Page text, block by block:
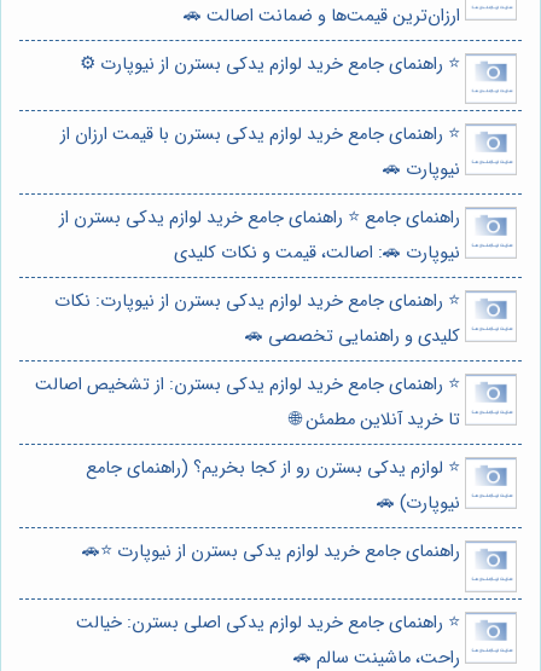
ارزان‌ترین قیمت‌ها و ضمانت اصالت 🚗
⭐️ راهنمای جامع خرید لوازم یدکی بسترن از نیوپارت ⚙️
⭐️ راهنمای جامع خرید لوازم یدکی بسترن با قیمت ارزان از
نیوپارت 🚗
راهنمای جامع ⭐️ راهنمای جامع خرید لوازم یدکی بسترن از
نیوپارت 🚗: اصالت، قیمت و نکات کلیدی
⭐️ راهنمای جامع خرید لوازم یدکی بسترن از نیوپارت: نکات
کلیدی و راهنمایی تخصصی 🚗
⭐️ راهنمای جامع خرید لوازم یدکی بسترن: از تشخیص اصالت
تا خرید آنلاین مطمئن 🌐
⭐️ لوازم یدکی بسترن رو از کجا بخریم؟ (راهنمای جامع
نیوپارت) 🚗
راهنمای جامع خرید لوازم یدکی بسترن از نیوپارت ⭐️🚗
⭐️ راهنمای جامع خرید لوازم یدکی اصلی بسترن: خیالت
راحت، ماشینت سالم 🚗